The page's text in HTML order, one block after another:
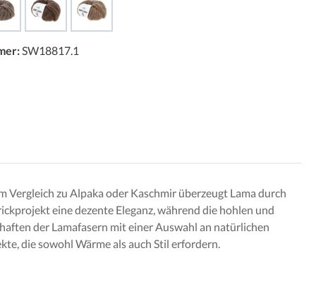
SW18817.1
zu Alpaka oder Kaschmir überzeugt Lama durch
eine dezente Eleganz, während die hohlen und
der Lamafasern mit einer Auswahl an natürlichen
die sowohl Wärme als auch Stil erfordern.